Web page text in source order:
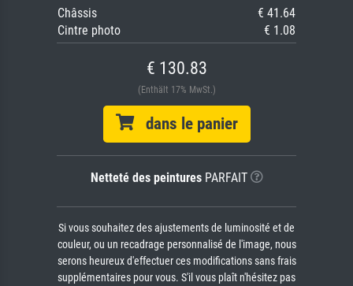
Châssis
€ 41.64
Cintre photo
€ 1.08
€ 130.83
(Enthält 17% MwSt.)
dans le panier
Netteté des peinturesPARFAIT
Si vous souhaitez des ajustements de luminosité et de
couleur, ou un recadrage personnalisé de l'image, nous
serons heureux d'effectuer ces modifications sans frais
supplémentaires pour vous. S'il vous plaît n'hésitez pas